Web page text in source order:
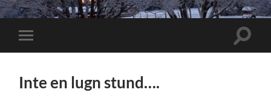
Slå
på/av
Slå
Inte en lugn stund….